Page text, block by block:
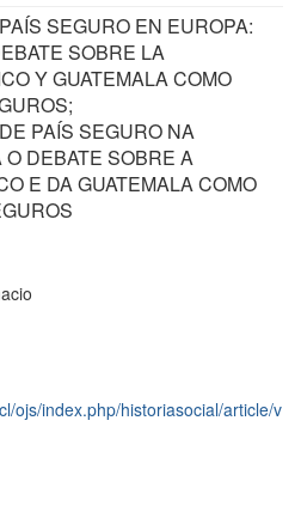
SEGURO EN EUROPA:
SOBRE LA
Y GUATEMALA COMO
PAÍS SEGURO NA
DEBATE SOBRE A
E DA GUATEMALA COMO
ojs/index.php/historiasocial/article/v